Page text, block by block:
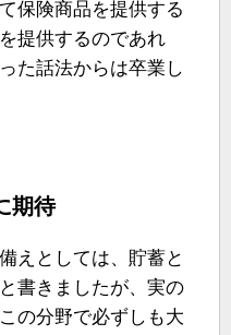
保険商品を提供する
提供するのであれ
た話法からは卒業し
期待
えとしては、貯蓄と
書きましたが、実の
の分野で必ずしも大